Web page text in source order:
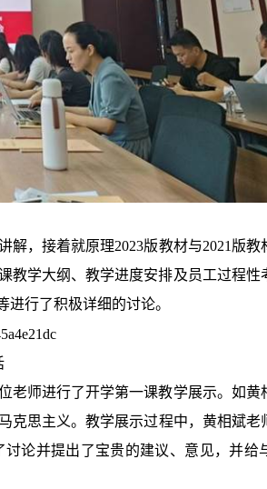
解，接着就原理2023版教材与2021 版教
教学大纲、教学进度安排及员工过程性
行了积极详细的讨论。
老师进行了开学第一课教学展示。如黄
克思主义。教学展示过程中，黄相斌老
论并提出了宝贵的建议、意见，并给